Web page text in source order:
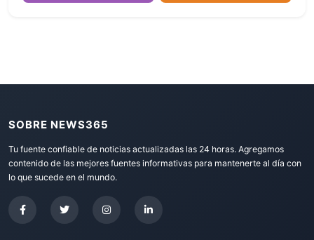
SOBRE NEWS365
Tu fuente confiable de noticias actualizadas las 24 horas. Agregamos
contenido de las mejores fuentes informativas para mantenerte al día con
lo que sucede en el mundo.